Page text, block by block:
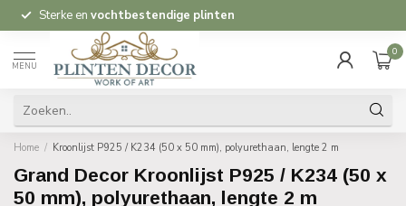
Sterke en vochtbestendige plinten
MENU
0
Home / Kroonlijst P925 / K234 (50 x 50 mm), polyurethaan, lengte 2 m
Grand Decor Kroonlijst P925 / K234 (50 x
50 mm), polyurethaan, lengte 2 m